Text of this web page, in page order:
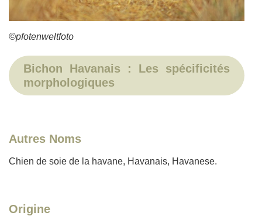
©pfotenweltfoto
Bichon Havanais : Les spécificités
morphologiques
Autres Noms
Chien de soie de la havane, Havanais, Havanese.
Origine